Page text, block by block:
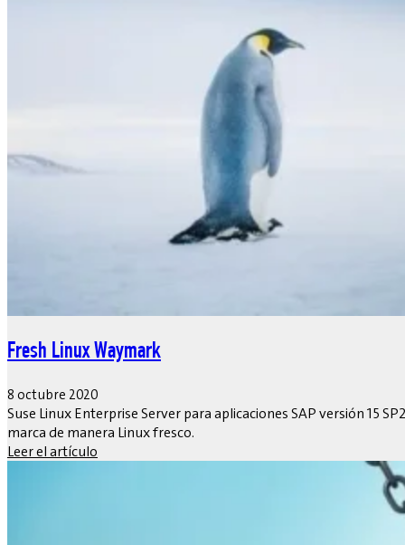
Fresh Linux Waymark
8 octubre 2020
Suse Linux Enterprise Server para aplicaciones SAP versión 15
marca de manera Linux fresco.
Leer el artículo